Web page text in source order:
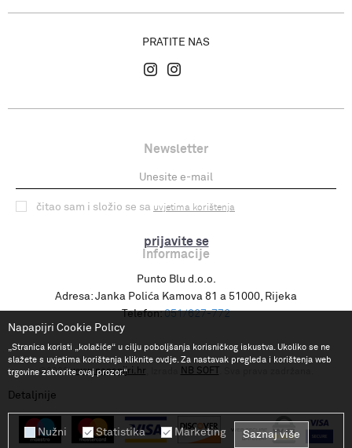
PRATITE NAS
Newsletter
prijavite se
čitao sam i složio se sa uvjetima korištenja
Informacije
Punto Blu d.o.o.
Adresa: Janka Polića Kamova 81 a 51000, Rijeka
Telefon: 051/627-772
©2026www.napapijri.hr NB SOFT
Napapijri Cookie Policy
„Stranica koristi „kolačiće“ u cilju poboljšanja korisničkog iskustva. Ukoliko se ne
slažete s uvjetima korištenja kliknite ovdje. Za nastavak pregleda i korištenja web
trgovine zatvorite ovaj prozor.“
Detaljnije
Nužni Statistika Marketing Saznaj više